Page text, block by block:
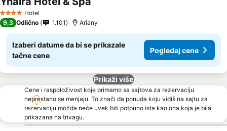
4 ZvezdiceHotel
9,3 Odlično 1.101 Ariany
Izaberi datume da bi se prikazale
tačne cene
Pogledaj cene
Prikaži više
Cene i raspoloživost koje primamo sa sajtova za rezervaciju
neprestano se menjaju. To znači da ponuda koju vidiš na sajtu za
rezervaciju možda neće uvek biti potpuno ista kao ona koja je bila
prikazana na trivagu.